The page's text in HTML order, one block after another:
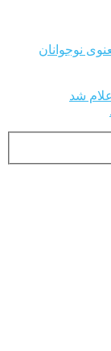
نوجوانان
شد